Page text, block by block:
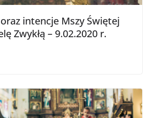
oraz intencje Mszy Świętej
Zwykłą – 9.02.2020 r.